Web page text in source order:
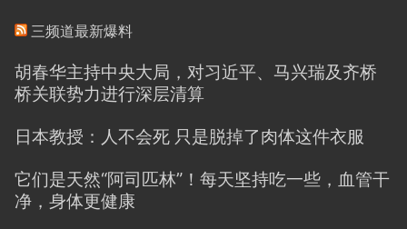
三频道最新爆料
胡春华主持中央大局，对习近平、马兴瑞及齐桥
桥关联势力进行深层清算
日本教授：人不会死 只是脱掉了肉体这件衣服
它们是天然“阿司匹林”！每天坚持吃一些，血管干
净，身体更健康